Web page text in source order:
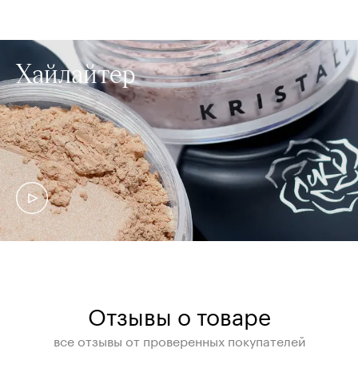
Хайлайтер
Отзывы о товаре
все отзывы от проверенных покупателей